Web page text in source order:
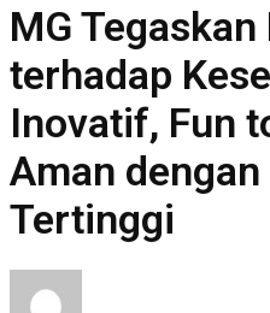
MG
terhadap
Inovatif, Fun
Aman
Tertinggi